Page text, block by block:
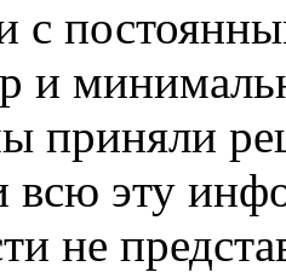
с
и
приняли
всю эту
не